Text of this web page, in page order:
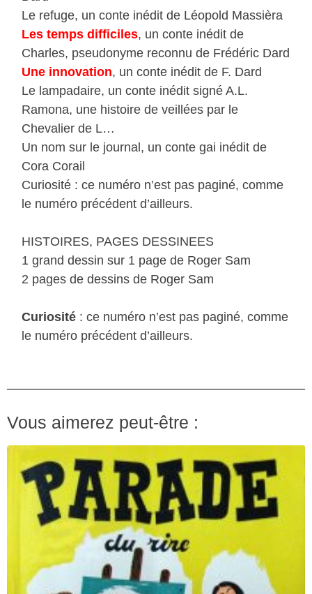
Le refuge, un conte inédit de Léopold Massièra
Les temps difficiles, un conte inédit de
Charles, pseudonyme reconnu de Frédéric Dard
Une innovation, un conte inédit de F. Dard
Le lampadaire, un conte inédit signé A.L.
Ramona, une histoire de veillées par le
Chevalier de L…
Un nom sur le journal, un conte gai inédit de
Cora Corail
Curiosité : ce numéro n’est pas paginé, comme
le numéro précédent d’ailleurs.
HISTOIRES, PAGES DESSINEES
1 grand dessin sur 1 page de Roger Sam
2 pages de dessins de Roger Sam
Curiosité : ce numéro n’est pas paginé, comme
le numéro précédent d’ailleurs.
Vous aimerez peut-être :